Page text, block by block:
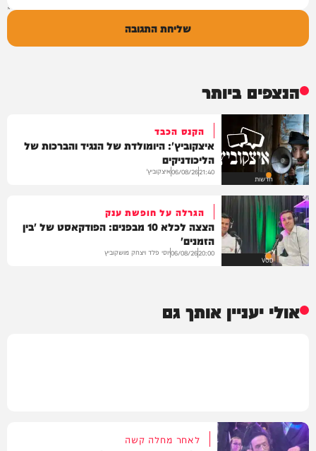
שליחת התגובה
הנצפים ביותר
חדשות
הקנס הכבד
איצקוביץ': היומולדת של הנגיד והברכות של
הליכודניקים
21:40
06/08/26איצקוביץ'
VOD
הגרלה על חופשת ענק
הצצה לכלא 10 מבפנים: הפודקאסט של 'בין
הזמנים'
20:00
06/08/26יוסי פלד ויצחק מושקוביץ
אולי יעניין אותך גם
לאחר מחלה קשה